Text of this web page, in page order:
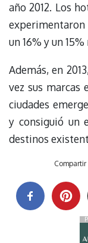
año 2012. Los
experimentaron
un 16% y un
Además, en
vez sus marcas
ciudades
y consiguió un
destinos
Compartir